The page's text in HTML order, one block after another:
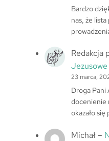
Bardzo
nas, że
Redakcja
Jezusowe
23 marca,
Droga Pani
docenienie
okazało
Michał –